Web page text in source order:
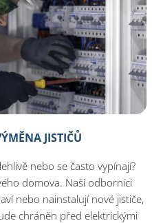
JISTIČŮ
nebo se často vypínají?
domova. Naši odborníci
nebo nainstalují nové jističe,
chráněn před elektrickými